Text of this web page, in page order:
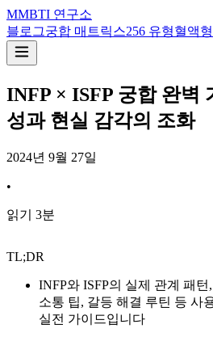
MMBTI 연구소
블로그궁합 매트릭스256 유형혈액형
INFP × ISFP 궁합 완벽
성과 현실 감각의 조화
2024년 9월 27일
•
읽기 3분
TL;DR
INFP와 ISFP의 실제 관계 패
소통 팁, 갈등 해결 루틴 등 사
실전 가이드입니다